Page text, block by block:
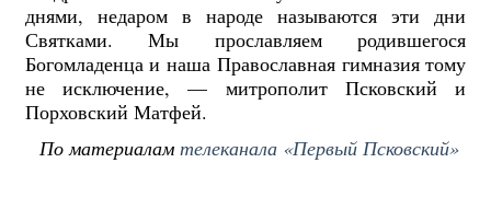
днями, недаром в народе называются эти дни
Святками. Мы прославляем родившегося
Богомладенца и наша Православная гимназия тому
не исключение, — митрополит Псковский и
Порховский Матфей.
По материаламтелеканала «Первый Псковский»